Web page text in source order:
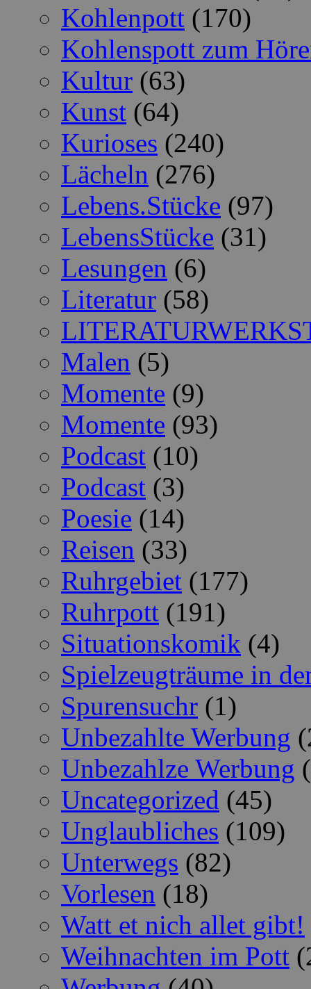
Kohlenpott (170)
Kohlenspott zum
Kultur (63)
Kunst (64)
Kurioses (240)
Lächeln (276)
Lebens.Stücke (97)
LebensStücke (31)
Lesungen (6)
Literatur (58)
Malen (5)
Momente (9)
Momente (93)
Podcast (10)
Podcast (3)
Poesie (14)
Reisen (33)
Ruhrgebiet (177)
Ruhrpott (191)
Situationskomik (4)
Spielzeugträume in
Spurensuchr (1)
Unbezahlte Werbung
Unbezahlze Werbung
Uncategorized (45)
Unglaubliches (109)
Unterwegs (82)
Vorlesen (18)
Watt et nich allet gibt!
Weihnachten im Pott